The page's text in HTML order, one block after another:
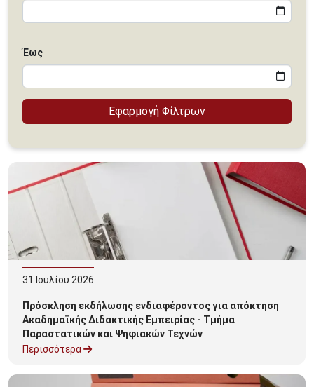
Έως
31 Ιουλίου 2026
Πρόσκληση εκδήλωσης ενδιαφέροντος για απόκτηση
Ακαδημαϊκής Διδακτικής Εμπειρίας - Τμήμα
Παραστατικών και Ψηφιακών Τεχνών
Περισσότερα